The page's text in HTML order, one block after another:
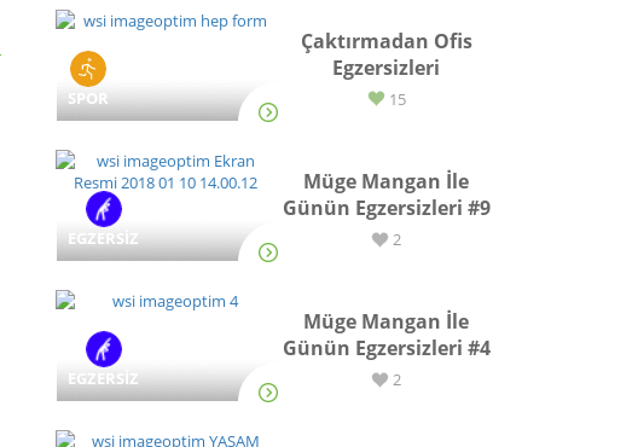
SPOR
Çaktırmadan Ofis
Egzersizleri
15
EGZERSİZ
Müge Mangan İle
Günün Egzersizleri #9
2
EGZERSİZ
Müge Mangan İle
Günün Egzersizleri #4
2